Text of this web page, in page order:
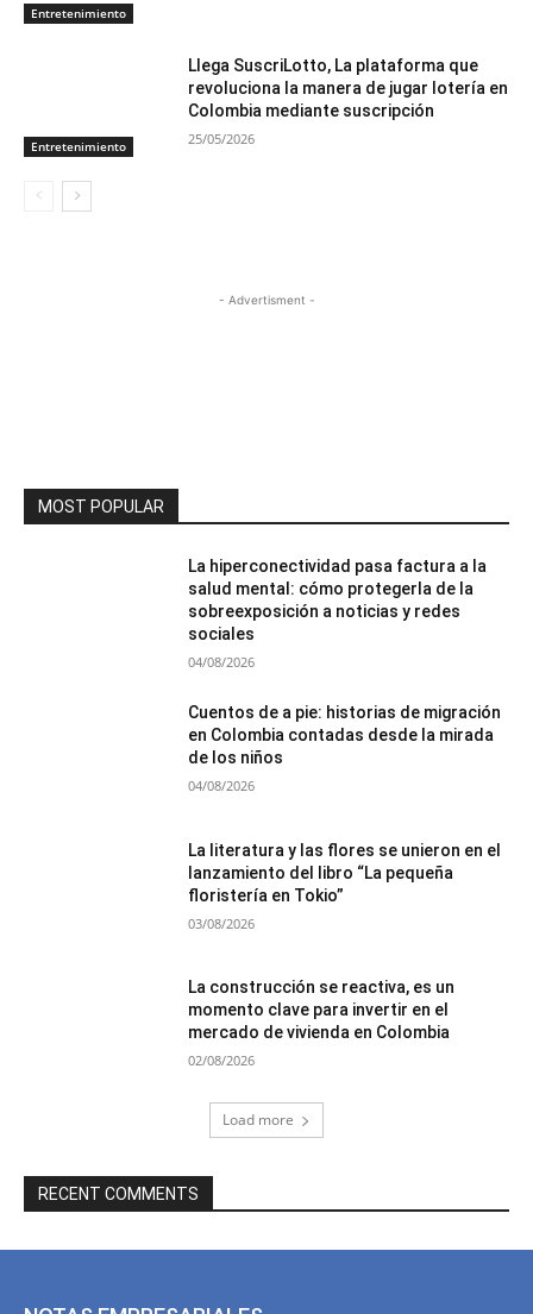
Entretenimiento
Entretenimiento
Llega SuscriLotto, La plataforma que
revoluciona la manera de jugar lotería en
Colombia mediante suscripción
25/05/2026
- Advertisment -
MOST POPULAR
La hiperconectividad pasa factura a la
salud mental: cómo protegerla de la
sobreexposición a noticias y redes
sociales
04/08/2026
Cuentos de a pie: historias de migración
en Colombia contadas desde la mirada
de los niños
04/08/2026
La literatura y las flores se unieron en el
lanzamiento del libro “La pequeña
floristería en Tokio”
03/08/2026
La construcción se reactiva, es un
momento clave para invertir en el
mercado de vivienda en Colombia
02/08/2026
Load more
RECENT COMMENTS